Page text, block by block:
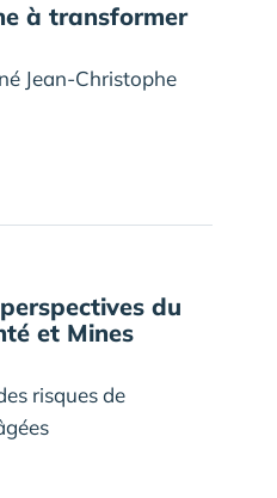
à transformer
Jean-Christophe
du
et Mines
risques de